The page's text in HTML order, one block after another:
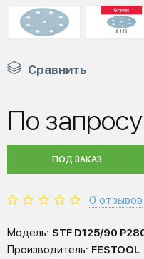
Сравнить
По запросу
ПОД ЗАКАЗ
0 отзывов
Модель: STF D125/90
Производитель: FESTOOL